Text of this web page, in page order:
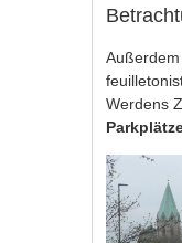
Werdens